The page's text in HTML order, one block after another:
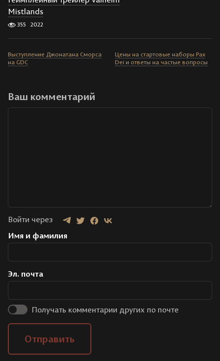
Mistlands
355 2022
Выступление Джонатана Сморса
на GDC
Цены на стартовые наборы Pax
Dei и ответы на частые вопросы
Ваш комментарий
Войти через
Имя и фамилия
Эл. почта
Получать комментарии других по почте
Отправить